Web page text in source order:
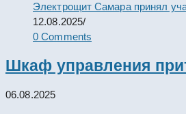
Электрощит Самара принял
12.08.2025/
0 Comments
Шкаф управления
06.08.2025